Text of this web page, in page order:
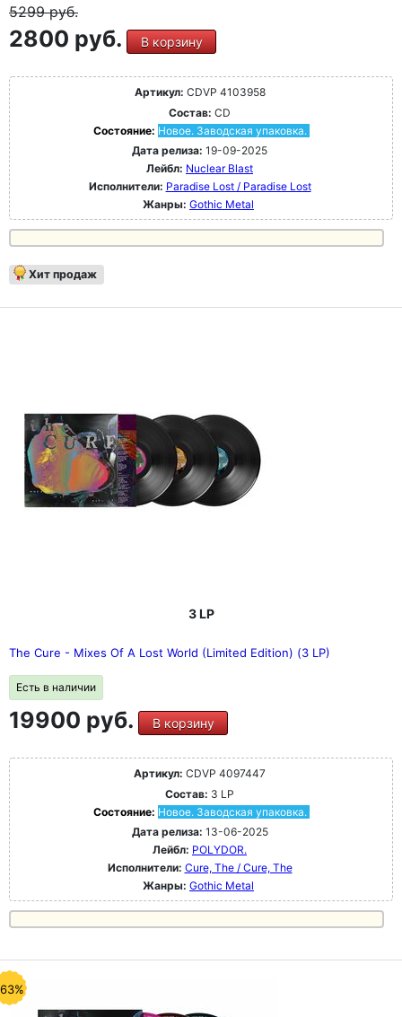
5299руб.
2800 руб. В корзину
Артикул: CDVP 4103958
Состав: CD
Состояние: Новое. Заводская упаковка.
Дата релиза: 19-09-2025
Лейбл: Nuclear Blast
Исполнители: Paradise Lost / Paradise Lost
Жанры: Gothic Metal
Хит продаж
3 LP
The Cure - Mixes Of A Lost World (Limited Edition) (3 LP)
Есть в наличии
19900 руб. В корзину
Артикул: CDVP 4097447
Состав: 3 LP
Состояние: Новое. Заводская упаковка.
Дата релиза: 13-06-2025
Лейбл: POLYDOR.
Исполнители: Cure, The / Cure, The
Жанры: Gothic Metal